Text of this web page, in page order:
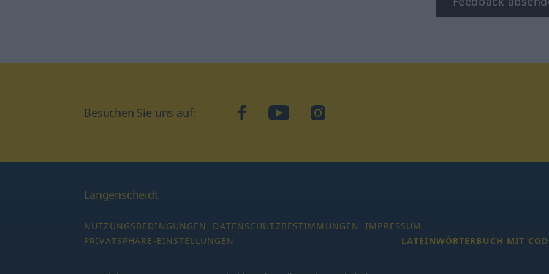
Besuchen Sie uns auf: facebookYouTubeInstagram
Langenscheidt
NUTZUNGSBEDINGUNGEN DATENSCHUTZBESTIMMUNGEN
IMPRESSUM
PRIVATSPHÄRE-EINSTELLUNGEN
LATEINWÖRTERBUCH MIT